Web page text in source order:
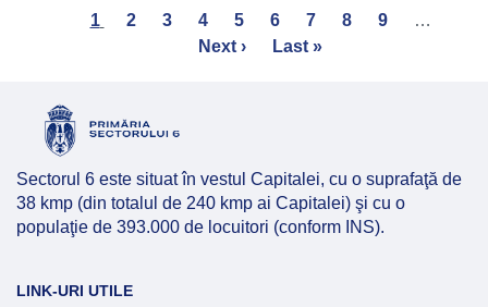
Pagination
Current
1 Page
2 Page
3 Page
4 Page
5 Page
6 Page
7 Page
8 Page
9 …
Next ›
Last
Last »
Sectorul 6 este situat în vestul Capitalei, cu o suprafaţă de
38 kmp (din totalul de 240 kmp ai Capitalei) şi cu o
populaţie de 393.000 de locuitori (conform INS).
LINK-URI UTILE